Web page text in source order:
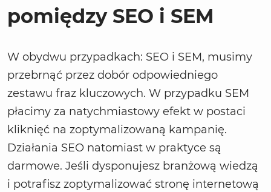
pomiędzy SEO i SEM
W obydwu przypadkach: SEO i SEM, musimy
przebrnąć przez dobór odpowiedniego
zestawu fraz kluczowych. W przypadku SEM
płacimy za natychmiastowy efekt w postaci
kliknięć na zoptymalizowaną kampanię.
Działania SEO natomiast w praktyce są
darmowe. Jeśli dysponujesz branżową wiedzą
i potrafisz zoptymalizować stronę internetową